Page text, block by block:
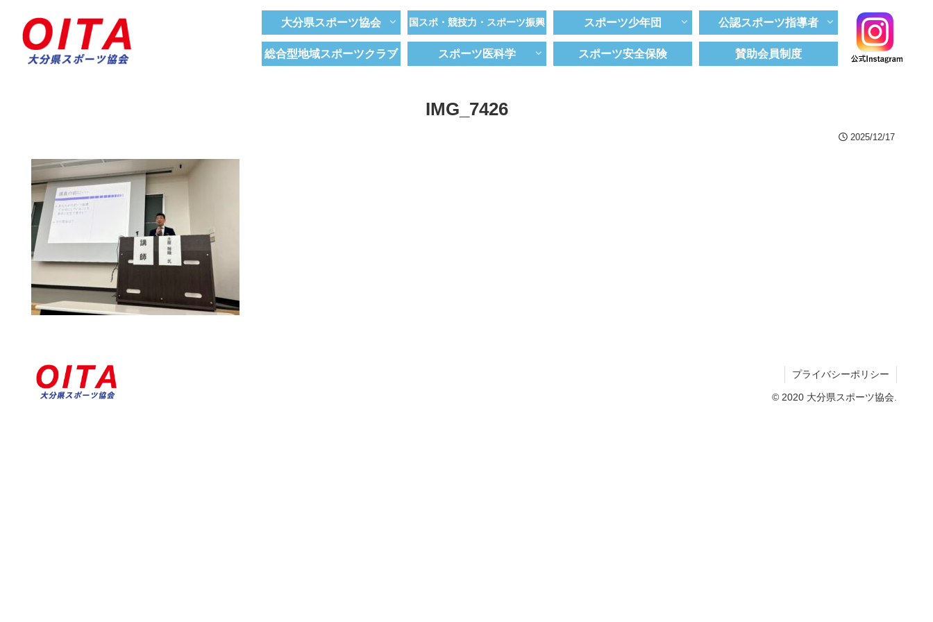
大分県スポーツ協会 国スポ・競技力・スポーツ振興 スポーツ少年団 公認スポーツ指導者
総合型地域スポーツクラブ スポーツ医科学 スポーツ安全保険 賛助会員制度
IMG_7426
2025/12/17
プライバシーポリシー
© 2020 大分県スポーツ協会.